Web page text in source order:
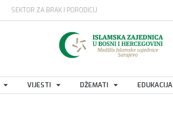
SEKTOR ZA BRAK I PORODICU
VIJESTI DŽEMATI EDUKACIJA